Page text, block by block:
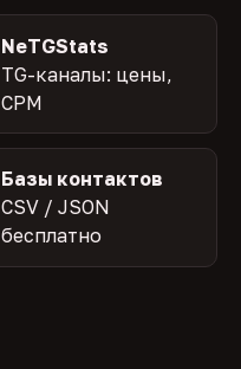
NeTGStats
TG-каналы: цены,
CPM
Базы контактов
CSV / JSON
бесплатно